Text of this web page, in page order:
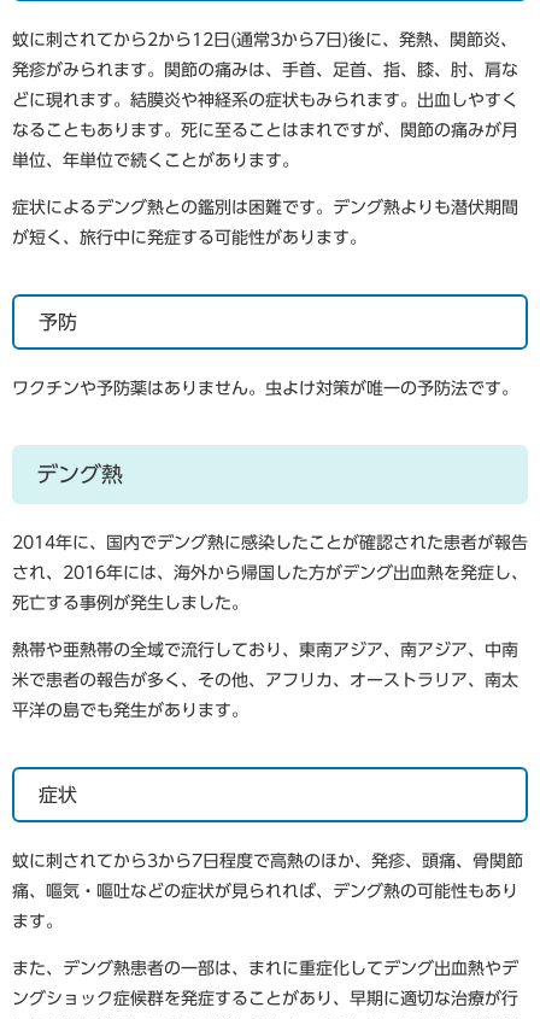
蚊に刺されてから2から12日(通常3から7日)後に、発熱、関節炎、
発疹がみられます。関節の痛みは、手首、足首、指、膝、肘、肩な
どに現れます。結膜炎や神経系の症状もみられます。出血しやすく
なることもあります。死に至ることはまれですが、関節の痛みが月
単位、年単位で続くことがあります。
症状によるデング熱との鑑別は困難です。デング熱よりも潜伏期間
が短く、旅行中に発症する可能性があります。
予防
ワクチンや予防薬はありません。虫よけ対策が唯一の予防法です。
デング熱
2014年に、国内でデング熱に感染したことが確認された患者が報告
され、2016年には、海外から帰国した方がデング出血熱を発症し、
死亡する事例が発生しました。
熱帯や亜熱帯の全域で流行しており、東南アジア、南アジア、中南
米で患者の報告が多く、その他、アフリカ、オーストラリア、南太
平洋の島でも発生があります。
症状
蚊に刺されてから3から7日程度で高熱のほか、発疹、頭痛、骨関節
痛、嘔気・嘔吐などの症状が見られれば、デング熱の可能性もあり
ます。
また、デング熱患者の一部は、まれに重症化してデング出血熱やデ
ングショック症候群を発症することがあり、早期に適切な治療が行